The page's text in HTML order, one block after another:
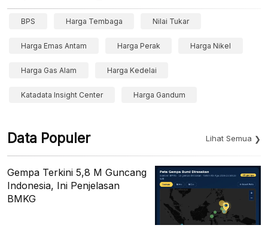
BPS Harga Tembaga Nilai Tukar
Harga Emas Antam Harga Perak Harga Nikel
Harga Gas Alam Harga Kedelai
Katadata Insight Center Harga Gandum
Data Populer Lihat Semua
Gempa Terkini 5,8 M Guncang
Indonesia, Ini Penjelasan
BMKG